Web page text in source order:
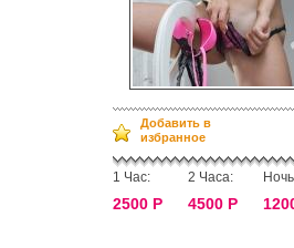
Добавить в
избранное
1 Час:
2500 Р
2 Часа:
4500 Р